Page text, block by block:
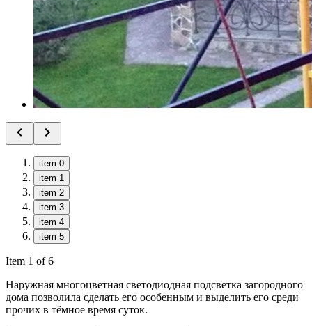
item 0
item 1
item 2
item 3
item 4
item 5
Item 1 of 6
Наружная многоцветная светодиодная подсветка загородного
дома позволила сделать его особенным и выделить его среди
прочих в тёмное время суток.